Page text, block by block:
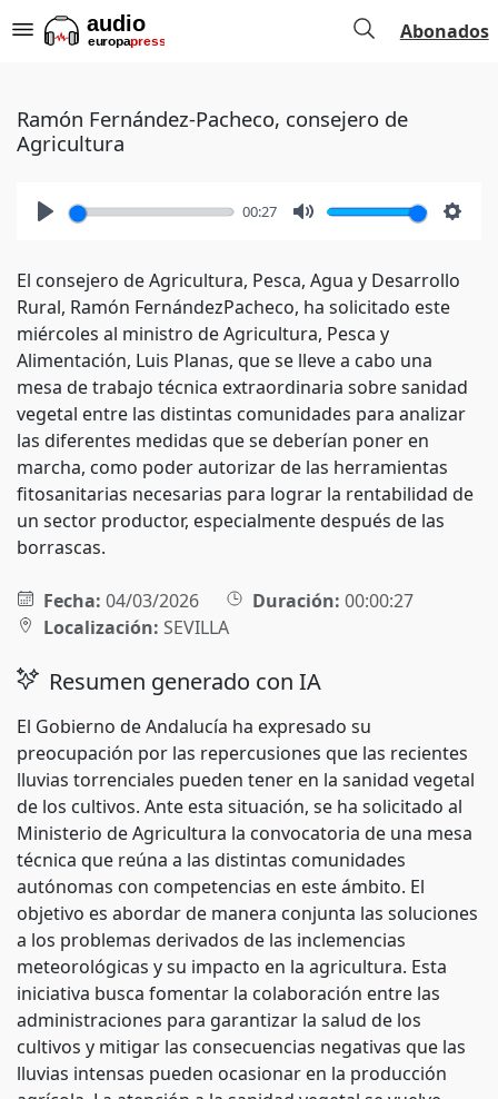
Abonados
Ramón Fernández-Pacheco, consejero de
Agricultura
00:27
El consejero de Agricultura, Pesca, Agua y Desarrollo
Rural, Ramón FernándezPacheco, ha solicitado este
miércoles al ministro de Agricultura, Pesca y
Alimentación, Luis Planas, que se lleve a cabo una
mesa de trabajo técnica extraordinaria sobre sanidad
vegetal entre las distintas comunidades para analizar
las diferentes medidas que se deberían poner en
marcha, como poder autorizar de las herramientas
fitosanitarias necesarias para lograr la rentabilidad de
un sector productor, especialmente después de las
borrascas.
Fecha: 04/03/2026 Duración: 00:00:27
Localización: SEVILLA
Resumen generado con IA
El Gobierno de Andalucía ha expresado su
preocupación por las repercusiones que las recientes
lluvias torrenciales pueden tener en la sanidad vegetal
de los cultivos. Ante esta situación, se ha solicitado al
Ministerio de Agricultura la convocatoria de una mesa
técnica que reúna a las distintas comunidades
autónomas con competencias en este ámbito. El
objetivo es abordar de manera conjunta las soluciones
a los problemas derivados de las inclemencias
meteorológicas y su impacto en la agricultura. Esta
iniciativa busca fomentar la colaboración entre las
administraciones para garantizar la salud de los
cultivos y mitigar las consecuencias negativas que las
lluvias intensas pueden ocasionar en la producción